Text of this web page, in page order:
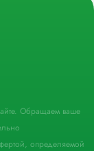
Обращаем ваше
определяемой